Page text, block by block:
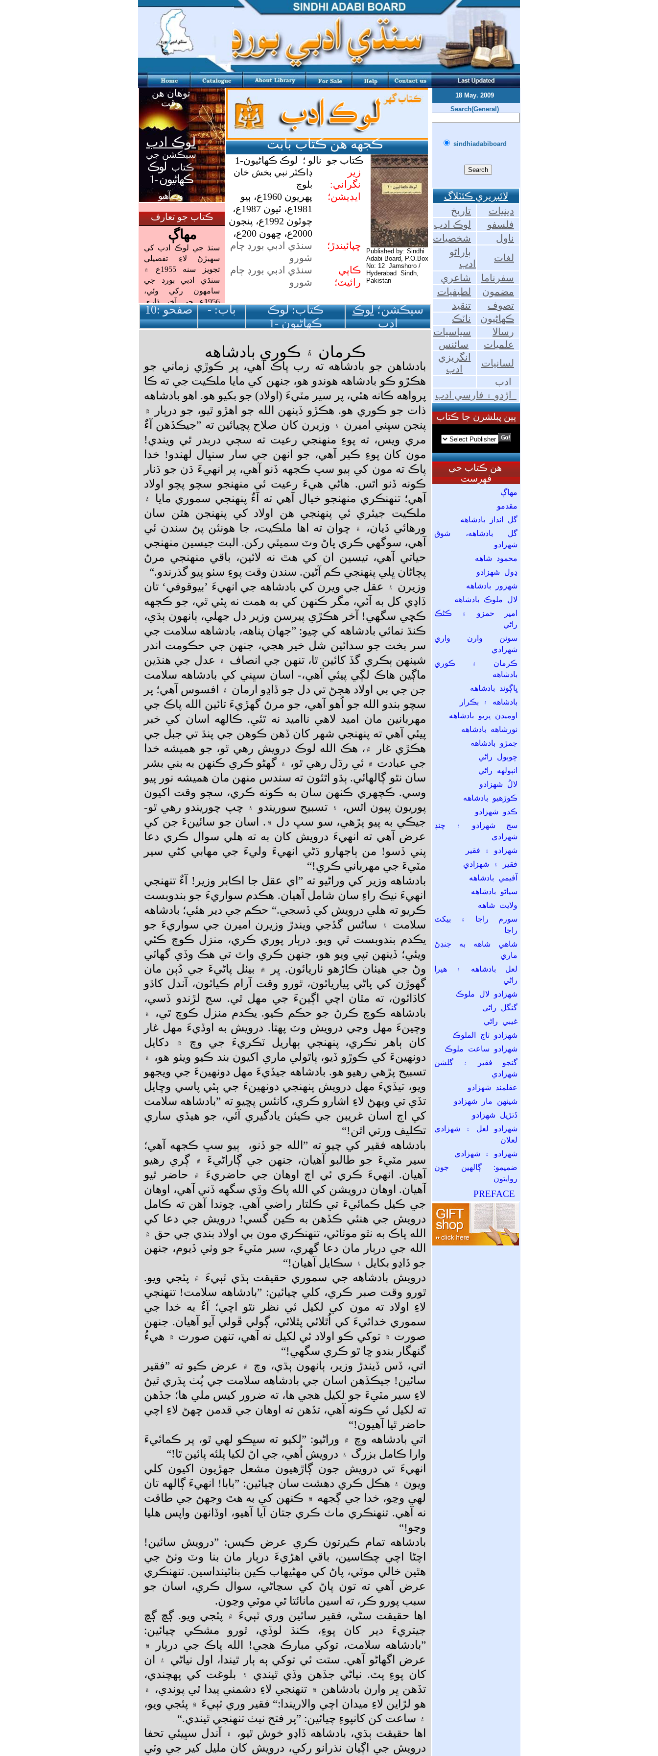
سيڪشن؛لوڪ
ادب
ڪتاب: لوڪ
ڪهاڻيون -1
باب:
- صفحو :10
ڪرمان ۽ ڪوري بادشاهه
بادشاهن جو بادشاهه ته رب پاڪ آهي، پر ڪوڙي زماني جو
هڪڙو ڪو بادشاهه هوندو هو، جنهن کي مايا ملڪيت جي ته ڪا
پرواهه ڪانه هئي، پر سير مٽيءَ (اولاد) جو بکيو هو. اهو بادشاهه
ذات جو ڪوري هو. هڪڙو ڏينهن الله جو اهڙو ٿيو، جو درٻار ۾
پنجن سڀني اميرن ۽ وزيرن کان صلاح پڇيائين ته ”جيڪڏهن آءٌ
مري ويس، ته پوءِ منهنجي رعيت ته سڄي دربدر ٿي ويندي!
مون کان پوءِ ڪير آهي، جو انهن جي سار سنڀال لهندو! خدا
پاڪ ته مون کي ٻيو سڀ ڪجهه ڏنو آهي، پر انهيءَ ڌن جو ڌنار
ڪونه ڏنو اٿس. هاڻي هيءَ رعيت ئي منهنجو سچو پچو اولاد
آهي؛ تنهنڪري منهنجو خيال آهي ته آءٌ پنهنجي سموري مايا ۽
ملڪيت جيئري ئي پنهنجي هن اولاد کي پنهنجن هٿن سان
ورهائي ڏيان، ۽ چوان ته اها ملڪيت، جا هونئن پڻ سندن ئي
آهي، سوگهي ڪري پاڻ وٽ سميٽي رکن. البت جيسين منهنجي
حياتي آهي، تيسين ان کي هٿ نه لائين، باقي منهنجي مرڻ
پڄاڻان ڀلي پنهنجي ڪم آڻين. سندن وقت پوءِ سٺو پيو گذرندو.“
وزيرن ۽ عقل جي ويرن کي بادشاهه جي انهيءَ ’بيوقوفي‘ تان
ڏاڍي کل به آئي، مگر ڪنهن کي به همت نه پئي ٿي، جو ڪجهه
ڪڇي سگهي! آخر هڪڙي پيرسن وزير دل جهلي، ٻانهون ٻڌي،
ڪنڌ نمائي بادشاهه کي چيو: ”جهان پناهه، بادشاهه سلامت جي
سر بخت جو سدائين شل خير هجي، جنهن جي حڪومت اندر
شينهن ٻڪري گڏ کائين ٿا، تنهن جي انصاف ۽ عدل جي هنڌين
ماڳين هاڪ لڳي پيئي آهي،- اسان سڀني کي بادشاهه سلامت
جن جي بي اولاد هجڻ تي دل جو ڏاڍو ارمان ۽ افسوس آهي؛ پر
سچو بندو الله جو اُهو آهي، جو مرڻ گهڙيءَ تائين الله پاڪ جي
مهربانين مان اميد لاهي نااميد نه ٿئي. ڪالهه اسان کي خبر
پيئي آهي ته پنهنجي شهر کان ڏهن ڪوهن جي پنڌ تي جبل جي
هڪڙي غار ۾، هڪ الله لوڪ درويش رهي ٿو، جو هميشه خدا
جي عبادت ۾ ئي رڌل رهي ٿو، ۽ گهڻو ڪري ڪنهن به بني بشر
سان نٿو ڳالهائي. ٻڌو اٿئون ته سندس منهن مان هميشه نور پيو
وسي. ڪچهري ڪنهن سان به ڪونه ڪري، سڄو وقت اکيون
پوريون پيون اٿس، ۽ تسبيح سوريندو ۽ چپ چوريندو رهي ٿو-
جيڪي به پيو پڙهي، سو سڀ دل ۾. اسان جو سائينءَ جن کي
عرض آهي ته انهيءَ درويش کان به ته هلي سوال ڪري دعا
پني ڏسو! من ٻاجهارو ڌڻي انهيءَ وليءَ جي مهابي کڻي سير
مٽيءَ جي مهرباني ڪري!“
بادشاهه وزير کي وراڻيو ته ”اي عقل جا اڪابر وزير! آءٌ تنهنجي
انهيءَ نيڪ راءِ سان شامل آهيان. هڪدم سواريءَ جو بندوبست
ڪريو ته هلي درويش کي ڏسجي.“ حڪم جي دير هئي؛ بادشاهه
سلامت ۽ ساڻس گڏجي ويندڙ وزيرن اميرن جي سواريءَ جو
يڪدم بندوبست ٿي ويو. درٻار پوري ڪري، منزل ڪوچ ڪئي
ويئي؛ ڏينهن تپي ويو هو، جنهن ڪري واٽ تي هڪ وڏي گهاٽي
وڻ جي هيٺان ڪاڙهو ٺاريائون. ڀر ۾ بيٺل پاڻيءَ جي دُٻن مان
گهوڙن کي پاڻي پياريائون، ٿورو وقت آرام ڪيائون، آندل کاڌو
کاڌائون، ته مٿان اچي اڳينءَ جي مهل ٿي. سج لڙندو ڏسي،
بادشاهه ڪوچ ڪرڻ جو حڪم ڪيو. يڪدم منزل ڪوچ ٿي، ۽
وچينءَ مهل وڃي درويش وٽ پهتا. درويش به اوڏيءَ مهل غار
کان ٻاهر نڪري، پنهنجي ٻهاريل ٽڪريءَ جي وچ ۾ دکايل
دونهينءَ کي ڪوڙو ڏيو، پاٿولي ماري اکيون بند ڪيو ويٺو هو، ۽
تسبيح پڙهي رهيو هو. بادشاهه جيڏيءَ مهل دونهينءَ جي ويجهو
ويو، تيڏيءَ مهل درويش پنهنجي دونهينءَ جي ٻئي پاسي وڇايل
تڏي تي ويهڻ لاءِ اشارو ڪري، کانئس پڇيو ته ”بادشاهه سلامت
کي اڄ اسان غريبن جي ڪيئن يادگيري آئي، جو هيڏي ساري
تڪليف ورتي اٿن!“
بادشاهه فقير کي چيو ته ”الله جو ڏنو، ٻيو سڀ ڪجهه آهي؛
سير مٽيءَ جو طالبو آهيان، جنهن جي ڳاراڻيءَ ۾ ڳري رهيو
آهيان. انهيءَ ڪري ئي اڄ اوهان جي حاضريءَ ۾ حاضر ٿيو
آهيان. اوهان درويشن کي الله پاڪ وڏي سگهه ڏني آهي، اوهان
جي ڪيل ڪمائيءَ تي ڪلتار راضي آهي. چوندا آهن ته ڪامل
درويش جي هنئي ڪڏهن به ڪين گسي! درويش جي دعا کي
الله پاڪ به نٿو موٽائي، تنهنڪري مون بي اولاد بندي جي حق ۾
الله جي درٻار مان دعا گهري، سير مٽيءَ جو وٺي ڏيوم، جنهن
جو ڏاڍو بکايل ۽ سڪايل آهيان!“
درويش بادشاهه جي سموري حقيقت ٻڌي ٽٻيءَ ۾ پئجي ويو.
ٿورو وقت صبر ڪري، کلي چيائين: ”بادشاهه سلامت! تنهنجي
لاءِ اولاد ته مون کي لکيل ئي نظر نٿو اچي؛ آءٌ به خدا جي
سموري خدائيءَ کي اُٿلائي پٿلائي، ڳولي ڦولي آيو آهيان. جنهن
صورت ۾ توکي ڪو اولاد ئي لکيل نه آهي، تنهن صورت ۾ هيءُ
گنهگار بندو ڇا ٿو ڪري سگهي!“
اتي، ڏس ڏيندڙ وزير، ٻانهون ٻڌي، وچ ۾ عرض ڪيو ته ”فقير
سائين! جيڪڏهن اسان جي بادشاهه سلامت جي پُٺ پڌري ٿيڻ
لاءِ سير مٽيءَ جو لکيل هجي ها، ته ضرور کيس ملي ها؛ جڏهن
ته لکيل ئي ڪونه آهي، تڏهن ته اوهان جي قدمن ڇهڻ لاءِ اچي
حاضر ٿيا آهيون!“
اتي بادشاهه وچ ۾ وراڻيو: ”لکيو ته سڀڪو لهي ٿو، پر ڪمائيءَ
وارا ڪامل بزرگ ۽ درويش اُهي، جي اڻ لکيا پلئه پائين ٿا!“
انهيءَ تي درويش جون ڳاڙهيون مشعل جهڙيون اکيون کلي
ويون ۽ هڪل ڪري دهشت سان چيائين: ”بابا! انهيءَ ڳالهه تان
لهي وڃو، خدا جي ڳجهه ۾ ڪنهن کي به هٿ وجهڻ جي طاقت
نه آهي. تنهنڪري ماٺ ڪري جتان آيا آهيو، اوڏانهن واپس هليا
وڃو!“
بادشاهه تمام ڪيرتون ڪري عرض ڪيس: ”درويش سائين!
اچڻا اچي چڪاسين، باقي اهڙيءَ درٻار مان بنا وٽ وٺڻ جي
هٿين خالي موٽي، پاڻ کي مهڻيهاب ڪين بنائينداسين. تنهنڪري
عرض آهي ته تون پاڻ کي سڃاڻي، سوال ڪري، اسان جو
سبب پورو ڪر، ته اسين مانائتا ٿي موٽي وڃون.
اها حقيقت سڻي، فقير سائين وري ٽٻيءَ ۾ پئجي ويو. ڳچ ڳچ
جيتريءَ دير کان پوءِ، ڪنڌ لوڏي، ٿورو مشڪي چيائين:
”بادشاهه سلامت، توکي مبارڪ هجي! الله پاڪ جي درٻار ۾
عرض اگهاڻو آهي. ستت ئي توکي ٻه ٻار ٿيندا، اول نياڻي ۽ ان
کان پوءِ پٽ. نياڻي جڏهن وڏي ٿيندي ۽ بلوغت کي پهچندي،
تڏهن ڀر وارن بادشاهن ۾ تنهنجي لاءِ دشمني پيدا ٿي پوندي، ۽
هو لڙاين لاءِ ميدان اچي والاريندا:“ فقير وري ٽٻيءَ ۾ پئجي ويو،
۽ ساعت کن کانپوءِ چيائين: ”پر فتح نيٺ تنهنجي ٿيندي.“
اها حقيقت ٻڌي، بادشاهه ڏاڍو خوش ٿيو، ۽ آندل سڀيئي تحفا
درويش جي اڳيان نذرانو رکي، درويش کان مليل کير جي وٽي